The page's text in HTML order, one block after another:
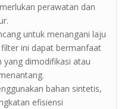
perawatan dan
untuk menangani laju
ini dapat bermanfaat
yang dimodifikasi atau
bahan sintetis,
efisiensi